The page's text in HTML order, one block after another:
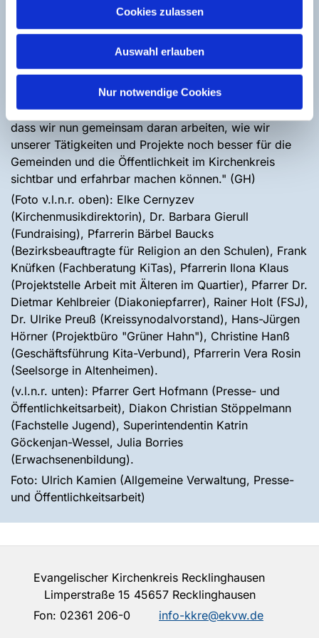
Cookies zulassen
Auswahl erlauben
Nur notwendige Cookies
schon miteinander arbeiten bzw. kooperieren, das aber
sehr intuitiv. Es war gut, wahrnehmen zu können, was
Stärken liegen", bilanzierte Diakon Christian
Stöppelmann, der die Fachstelle Jugend leitet. Und
Julia Borries, Leiterin der Evangelischen
Erwachsenenbildung, meinte: "Ich freue mich sehr,
dass wir nun gemeinsam daran arbeiten, wie wir
unserer Tätigkeiten und Projekte noch besser für die
Gemeinden und die Öffentlichkeit im Kirchenkreis
sichtbar und erfahrbar machen können." (GH)
(Foto v.l.n.r. oben): Elke Cernyzev
(Kirchenmusikdirektorin), Dr. Barbara Gierull
(Fundraising), Pfarrerin Bärbel Baucks
(Bezirksbeauftragte für Religion an den Schulen), Frank
Knüfken (Fachberatung KiTas), Pfarrerin Ilona Klaus
(Projektstelle Arbeit mit Älteren im Quartier), Pfarrer Dr.
Dietmar Kehlbreier (Diakoniepfarrer), Rainer Holt (FSJ),
Dr. Ulrike Preuß (Kreissynodalvorstand), Hans-Jürgen
Hörner (Projektbüro "Grüner Hahn"), Christine Hanß
(Geschäftsführung Kita-Verbund), Pfarrerin Vera Rosin
(Seelsorge in Altenheimen).
(v.l.n.r. unten): Pfarrer Gert Hofmann (Presse- und
Öffentlichkeitsarbeit), Diakon Christian Stöppelmann
(Fachstelle Jugend), Superintendentin Katrin
Göckenjan-Wessel, Julia Borries
(Erwachsenenbildung).
Foto: Ulrich Kamien (Allgemeine Verwaltung, Presse-
und Öffentlichkeitsarbeit)
Evangelischer Kirchenkreis Recklinghausen
Limperstraße 15 45657 Recklinghausen
Fon: 02361 206-0 info-kkre@ekvw.de